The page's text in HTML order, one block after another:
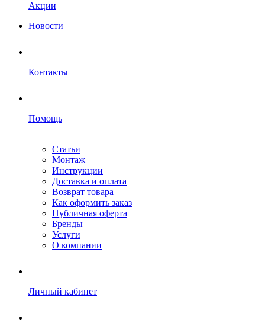
Акции
Новости
Контакты
Помощь
Статьи
Монтаж
Инструкции
Доставка и оплата
Возврат товара
Как оформить заказ
Публичная оферта
Бренды
Услуги
О компании
Личный кабинет